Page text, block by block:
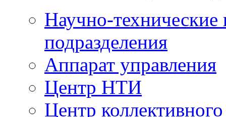
Научно-технические
подразделения
Аппарат управления
Центр НТИ
Центр